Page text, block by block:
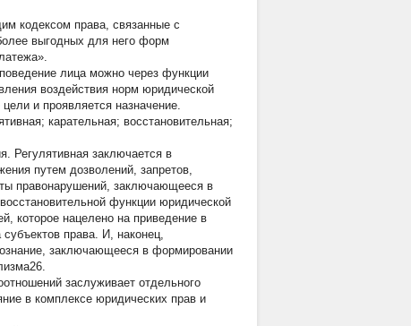
кодексом права, связанные с
выгодных для него форм
лица можно через функции
воздействия норм юридической
и проявляется назначение.
карательная; восстановительная;
Регулятивная заключается в
путем дозволений, запретов,
правонарушений, заключающееся в
функции юридической
которое нацелено на приведение в
права. И, наконец,
заключающееся в формировании
заслуживает отдельного
в комплексе юридических прав и